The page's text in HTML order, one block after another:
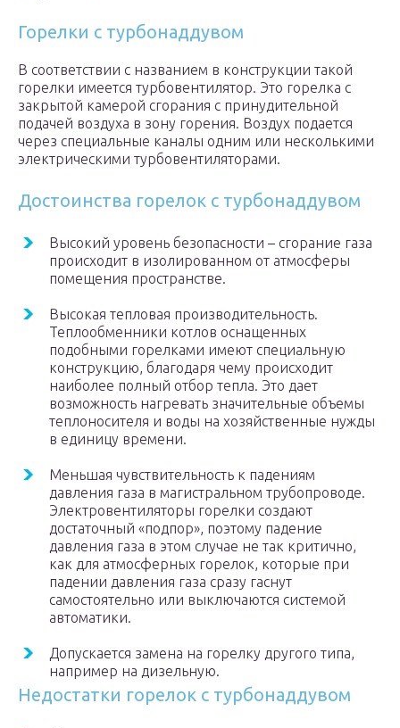
Горелки с турбонаддувом
В соответствии с названием в конструкции такой
горелки имеется турбовентилятор. Это горелка с
закрытой камерой сгорания с принудительной
подачей воздуха в зону горения. Воздух подается
через специальные каналы одним или несколькими
электрическими турбовентиляторами.
Достоинства горелок с турбонаддувом
Высокий уровень безопасности – сгорание газа
происходит в изолированном от атмосферы
помещения пространстве.
Высокая тепловая производительность.
Теплообменники котлов оснащенных
подобными горелками имеют специальную
конструкцию, благодаря чему происходит
наиболее полный отбор тепла. Это дает
возможность нагревать значительные объемы
теплоносителя и воды на хозяйственные нужды
в единицу времени.
Меньшая чувствительность к падениям
давления газа в магистральном трубопроводе.
Электровентиляторы горелки создают
достаточный «подпор», поэтому падение
давления газа в этом случае не так критично,
как для атмосферных горелок, которые при
падении давления газа сразу гаснут
самостоятельно или выключаются системой
автоматики.
Допускается замена на горелку другого типа,
например на дизельную.
Недостатки горелок с турбонаддувом